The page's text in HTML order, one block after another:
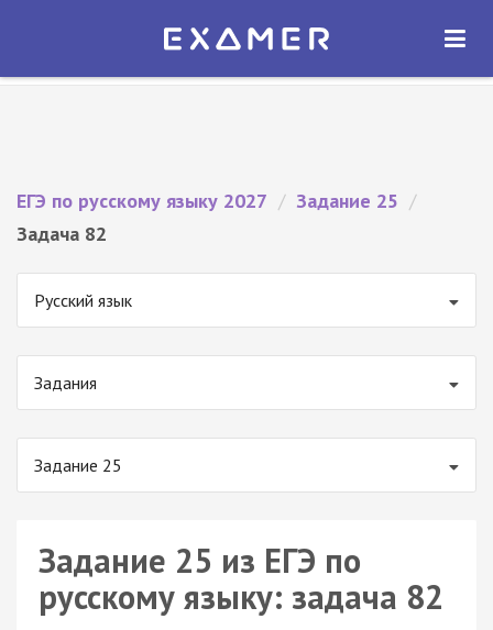
Экзамер — ЕГЭ 2027
ОТКРЫТЬ
ЕГЭ по русскому языку 2027 / Задание 25 /
Задача 82
Русский язык
Задания
Задание 25
Задание 25 из ЕГЭ по
русскому языку: задача 82